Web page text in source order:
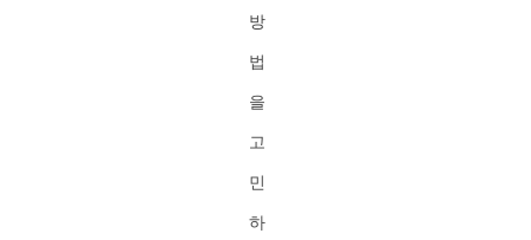
방
법
을
고
민
하